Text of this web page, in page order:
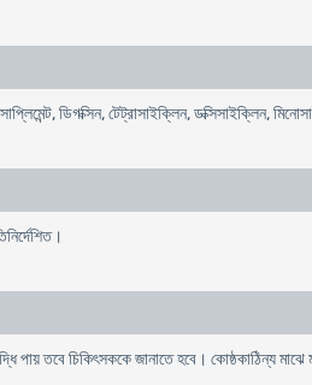
ডিগক্সিন, টেট্রাসাইক্লিন, ডক্সিসাইক্লিন,
পায় তবে চিকিৎসককে জানাতে হবে। কোষ্ঠকাঠিন্য মাঝে